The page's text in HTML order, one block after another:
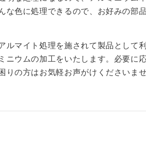
な色に処理できるので、お好みの部
マイト処理を施されて製品として
ニウムの加工をいたします。必要に
の方はお気軽お声がけくださいませ